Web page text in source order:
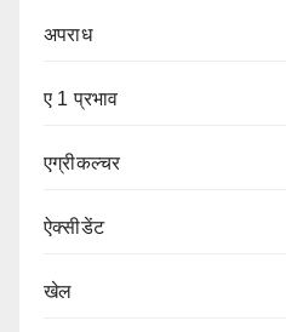
अपराध
ए 1 प्रभाव
एग्रीकल्चर
ऐक्सीडेंट
खेल